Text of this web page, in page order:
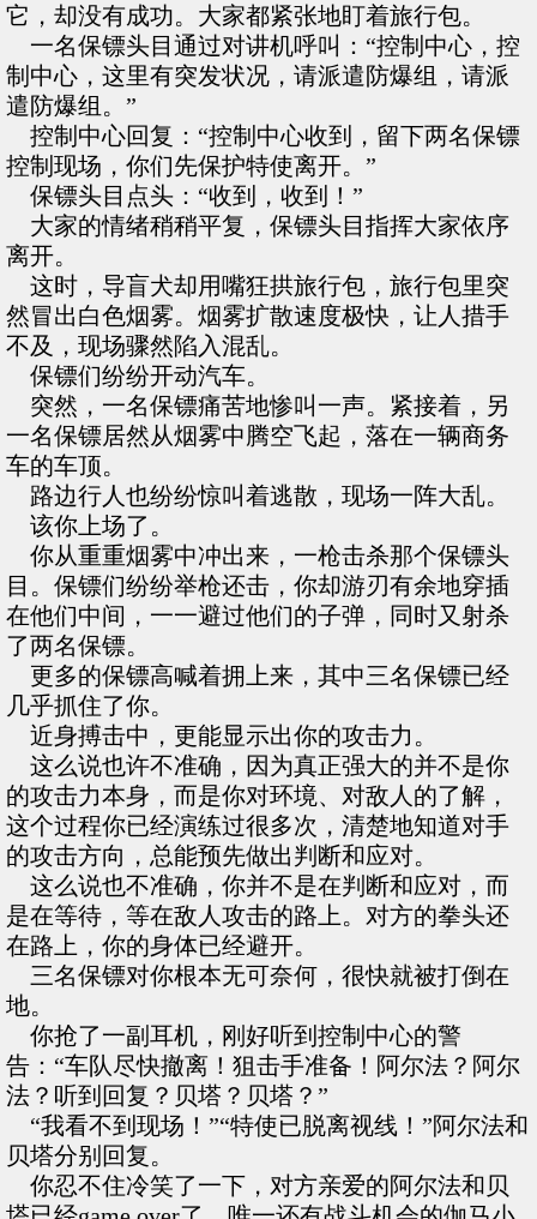
它，却没有成功。大家都紧张地盯着旅行包。
一名保镖头目通过对讲机呼叫：“控制中心，控
制中心，这里有突发状况，请派遣防爆组，请派
遣防爆组。”
控制中心回复：“控制中心收到，留下两名保镖
控制现场，你们先保护特使离开。”
保镖头目点头：“收到，收到！”
大家的情绪稍稍平复，保镖头目指挥大家依序
离开。
这时，导盲犬却用嘴狂拱旅行包，旅行包里突
然冒出白色烟雾。烟雾扩散速度极快，让人措手
不及，现场骤然陷入混乱。
保镖们纷纷开动汽车。
突然，一名保镖痛苦地惨叫一声。紧接着，另
一名保镖居然从烟雾中腾空飞起，落在一辆商务
车的车顶。
路边行人也纷纷惊叫着逃散，现场一阵大乱。
该你上场了。
你从重重烟雾中冲出来，一枪击杀那个保镖头
目。保镖们纷纷举枪还击，你却游刃有余地穿插
在他们中间，一一避过他们的子弹，同时又射杀
了两名保镖。
更多的保镖高喊着拥上来，其中三名保镖已经
几乎抓住了你。
近身搏击中，更能显示出你的攻击力。
这么说也许不准确，因为真正强大的并不是你
的攻击力本身，而是你对环境、对敌人的了解，
这个过程你已经演练过很多次，清楚地知道对手
的攻击方向，总能预先做出判断和应对。
这么说也不准确，你并不是在判断和应对，而
是在等待，等在敌人攻击的路上。对方的拳头还
在路上，你的身体已经避开。
三名保镖对你根本无可奈何，很快就被打倒在
地。
你抢了一副耳机，刚好听到控制中心的警
告：“车队尽快撤离！狙击手准备！阿尔法？阿尔
法？听到回复？贝塔？贝塔？”
“我看不到现场！”“特使已脱离视线！”阿尔法和
贝塔分别回复。
你忍不住冷笑了一下，对方亲爱的阿尔法和贝